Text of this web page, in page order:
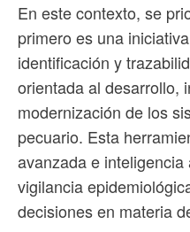
En este contexto, se
primero es una
identificación y
orientada al desarrollo,
modernización de los
pecuario. Esta
avanzada e
vigilancia
decisiones en materia